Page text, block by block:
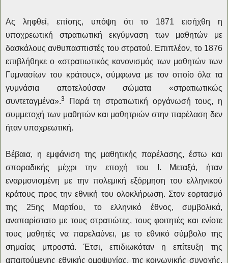
Ας ληφθεί, επίσης, υπόψη ότι το 1871 εισήχθη η
υποχρεωτική στρατιωτική εκγύμναση των μαθητών με
δασκάλους ανθυπασπιστές του στρατού. Επιπλέον, το 1876
επιβλήθηκε ο «στρατιωτικός κανονισμός των μαθητών των
Γυμνασίων του κράτους», σύμφωνα με τον οποίο όλα τα
γυμνάσια αποτελούσαν σώματα «στρατιωτικώς
συντεταγμένα».3
Παρά τη στρατιωτική οργάνωσή τους, η
συμμετοχή των μαθητών και μαθητριών στην παρέλαση δεν
ήταν υποχρεωτική.
Βέβαια, η εμφάνιση της μαθητικής παρέλασης, έστω και
σποραδικής μέχρι την εποχή του Ι. Μεταξά, ήταν
εναρμονισμένη με την πολεμική εξόρμηση του ελληνικού
κράτους προς την εθνική του ολοκλήρωση. Στον εορτασμό
της 25ης Μαρτίου, το ελληνικό έθνος, συμβολικά,
αναπαρίστατο με τους στρατιώτες, τους φοιτητές και ενίοτε
τους μαθητές να παρελαύνει, με το εθνικό σύμβολο της
σημαίας μπροστά. Έτσι, επιδιωκόταν η επίτευξη της
απαιτούμενης εθνικής ομοψυχίας, της κοινωνικής συνοχής,